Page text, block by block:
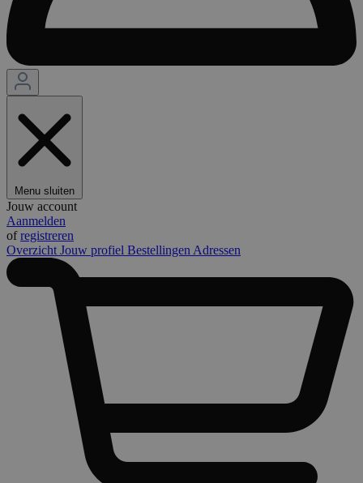
Menu sluiten
Jouw account
Aanmelden
ofregistreren
Overzicht Jouw profiel Bestellingen Adressen